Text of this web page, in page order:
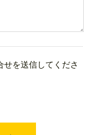
せを送信してくださ